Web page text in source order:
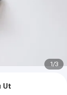
1/3
Ut